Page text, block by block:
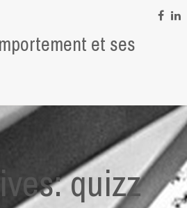
et ses
quizz